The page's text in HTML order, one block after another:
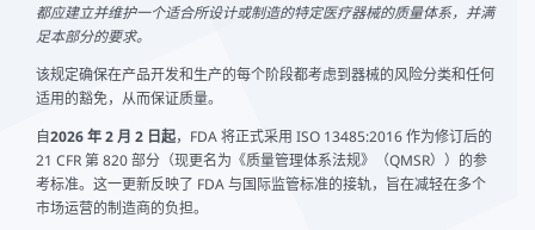
都应建立并维护一个适合所设计或制造的特定医疗器械的质量体系，并满
足本部分的要求。
该规定确保在产品开发和生产的每个阶段都考虑到器械的风险分类和任何
适用的豁免，从而保证质量。
自2026 年 2 月 2 日起，FDA 将正式采用 ISO 13485:2016 作为修订后的
21 CFR 第 820 部分（现更名为《质量管理体系法规》（QMSR））的参
考标准。这一更新反映了 FDA 与国际监管标准的接轨，旨在减轻在多个
市场运营的制造商的负担。